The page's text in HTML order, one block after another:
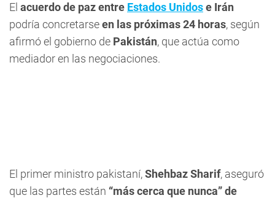
El acuerdo de paz entre Estados Unidose Irán
podría concretarseen las próximas 24 horas, según
afirmó el gobierno de Pakistán, que actúa como
mediador en las negociaciones.
El primer ministro pakistaní,Shehbaz Sharif, aseguró
que las partes están “más cerca que nunca” de